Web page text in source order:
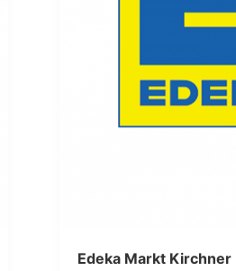
Die Küche von